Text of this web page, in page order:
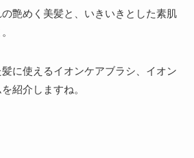
艶めく美髪と、いきいきとした素肌
に使えるイオンケアブラシ、イオン
紹介しますね。